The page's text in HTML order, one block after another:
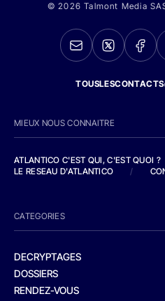
© 2026 Talmont Media
MIEUX NOUS CONNAITRE
ATLANTICO C'EST QUI, C'EST QUOI ?
LE RESEAU D'ATLANTICO
/
CATEGORIES
DECRYPTAGES
DOSSIERS
RENDEZ-VOUS